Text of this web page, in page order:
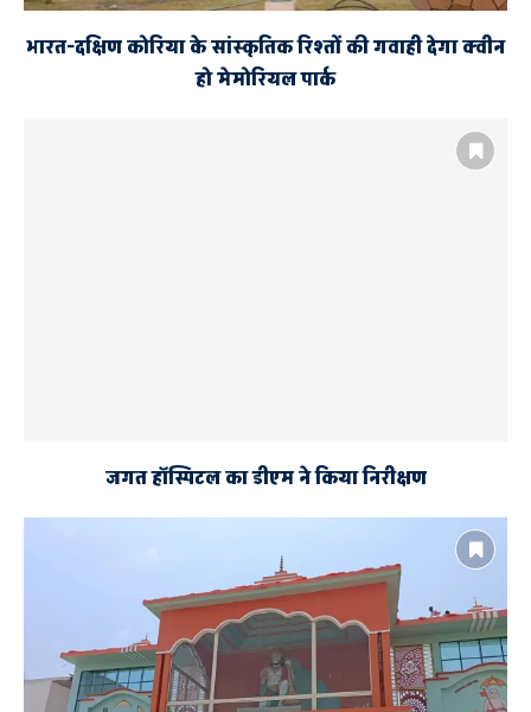
भारत-दक्षिण कोरिया के सांस्कृतिक रिश्तों की गवाही देगा क्वीन
हो मेमोरियल पार्क
जगत हॉस्पिटल का डीएम ने किया निरीक्षण